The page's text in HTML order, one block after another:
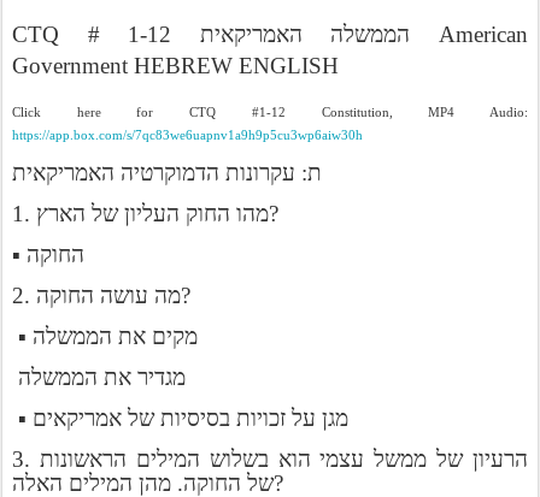
CTQ # 1-12 הממשלה האמריקאית American
Government HEBREW ENGLISH
Click here for CTQ #1-12 Constitution, MP4 Audio:
https://app.box.com/s/7qc83we6uapnv1a9h9p5cu3wp6aiw30h
ת: עקרונות הדמוקרטיה האמריקאית
1. מהו החוק העליון של הארץ?
▪ החוקה
2. מה עושה החוקה?
▪ מקים את הממשלה
מגדיר את הממשלה
▪ מגן על זכויות בסיסיות של אמריקאים
3. הרעיון של ממשל עצמי הוא בשלוש המילים הראשונות
של החוקה. מהן המילים האלה?